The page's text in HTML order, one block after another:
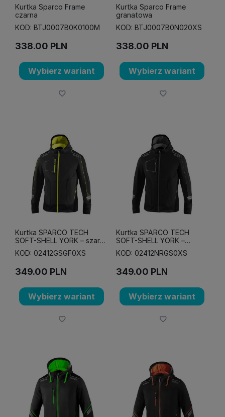
Kurtka Sparco Frame
czarna
KOD: BTJ0007B0K0100M
338.00 PLN
Wybierz wariant
Kurtka Sparco Frame
granatowa
KOD: BTJ0007B0N020XS
338.00 PLN
Wybierz wariant
Kurtka SPARCO TECH
SOFT-SHELL YORK – szaro-
żółta fluo
KOD: 02412GSGF0XS
349.00 PLN
Wybierz wariant
Kurtka SPARCO TECH
SOFT-SHELL YORK –
czarno-szara
KOD: 02412NRGS0XS
349.00 PLN
Wybierz wariant